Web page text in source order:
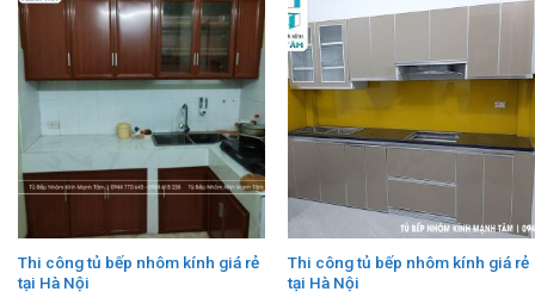
Thi công tủ bếp nhôm kính giá rẻ
tại Hà Nội
Thi công tủ bếp nhôm kính giá rẻ
tại Hà Nội